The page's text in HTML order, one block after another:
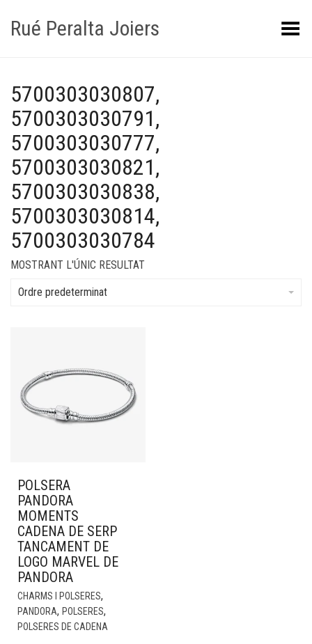
Rué Peralta Joiers Obrir/tancar el menú
5700303030807,
5700303030791,
5700303030777,
5700303030821,
5700303030838,
5700303030814,
5700303030784
MOSTRANT L'ÚNIC RESULTAT
Ordre predeterminat
POLSERA
PANDORA
MOMENTS
CADENA DE SERP
TANCAMENT DE
LOGO MARVEL DE
PANDORA
CHARMS I POLSERES,
PANDORA, POLSERES,
POLSERES DE CADENA